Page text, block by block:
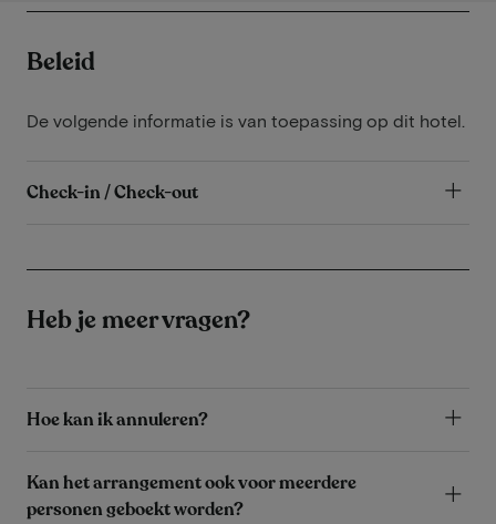
Beleid
De volgende informatie is van toepassing op dit hotel.
Check-in / Check-out
Heb je meer vragen?
Hoe kan ik annuleren?
Kan het arrangement ook voor meerdere
personen geboekt worden?